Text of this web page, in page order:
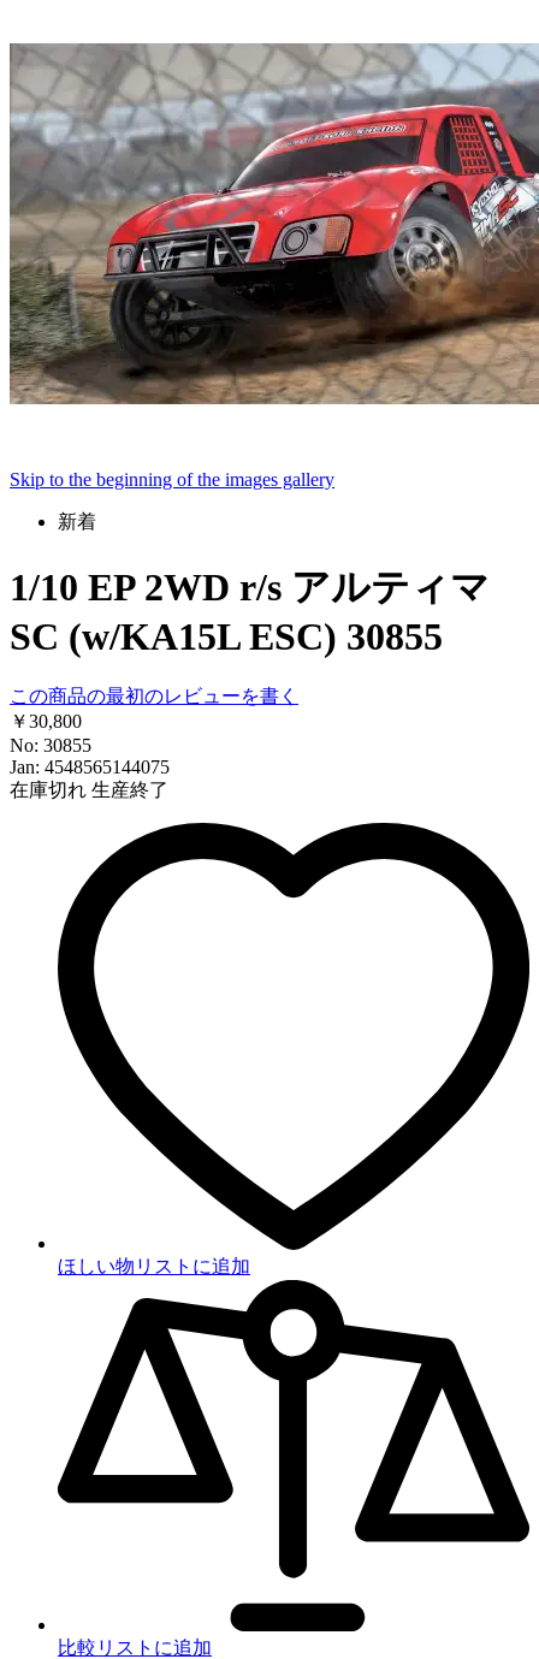
Skip to the beginning of the images gallery
新着
1/10 EP 2WD r/s アルティマ
SC (w/KA15L ESC) 30855
この商品の最初のレビューを書く
￥30,800
No: 30855
Jan: 4548565144075
在庫切れ 生産終了
ほしい物リストに追加
比較リストに追加